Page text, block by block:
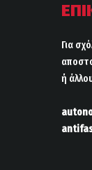
Για
ή